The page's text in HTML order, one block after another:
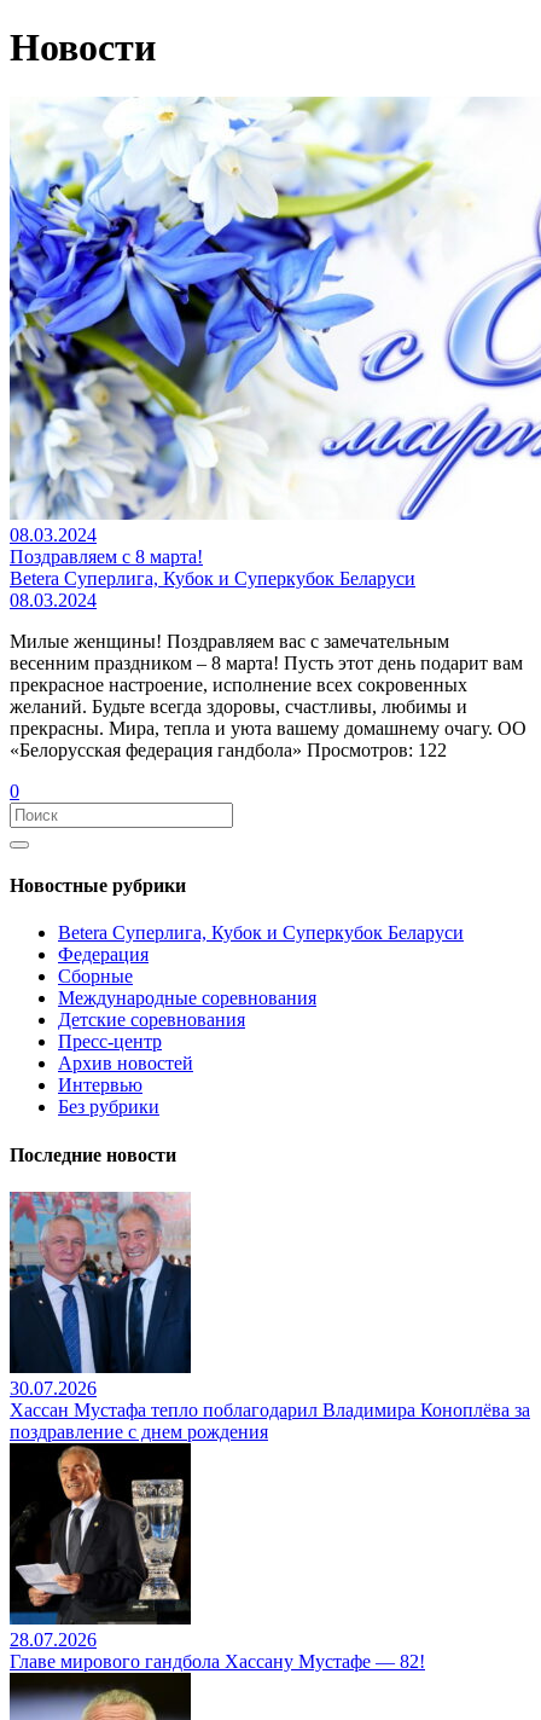
Новости
08.03.2024
Поздравляем с 8 марта!
Betera Суперлига, Кубок и Суперкубок Беларуси
08.03.2024
Милые женщины! Поздравляем вас с замечательным
весенним праздником – 8 марта! Пусть этот день подарит вам
прекрасное настроение, исполнение всех сокровенных
желаний. Будьте всегда здоровы, счастливы, любимы и
прекрасны. Мира, тепла и уюта вашему домашнему очагу. ОО
«Белорусская федерация гандбола» Просмотров: 122
0
Новостные рубрики
Betera Суперлига, Кубок и Суперкубок Беларуси
Федерация
Сборные
Международные соревнования
Детские соревнования
Пресс-центр
Архив новостей
Интервью
Без рубрики
Последние новости
30.07.2026
Хассан Мустафа тепло поблагодарил Владимира Коноплёва за
поздравление с днем рождения
28.07.2026
Главе мирового гандбола Хассану Мустафе — 82!